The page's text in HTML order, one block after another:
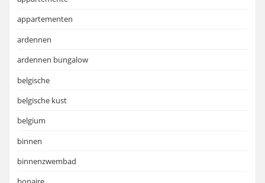
appartementen
ardennen
ardennen bungalow
belgische
belgische kust
belgium
binnen
binnenzwembad